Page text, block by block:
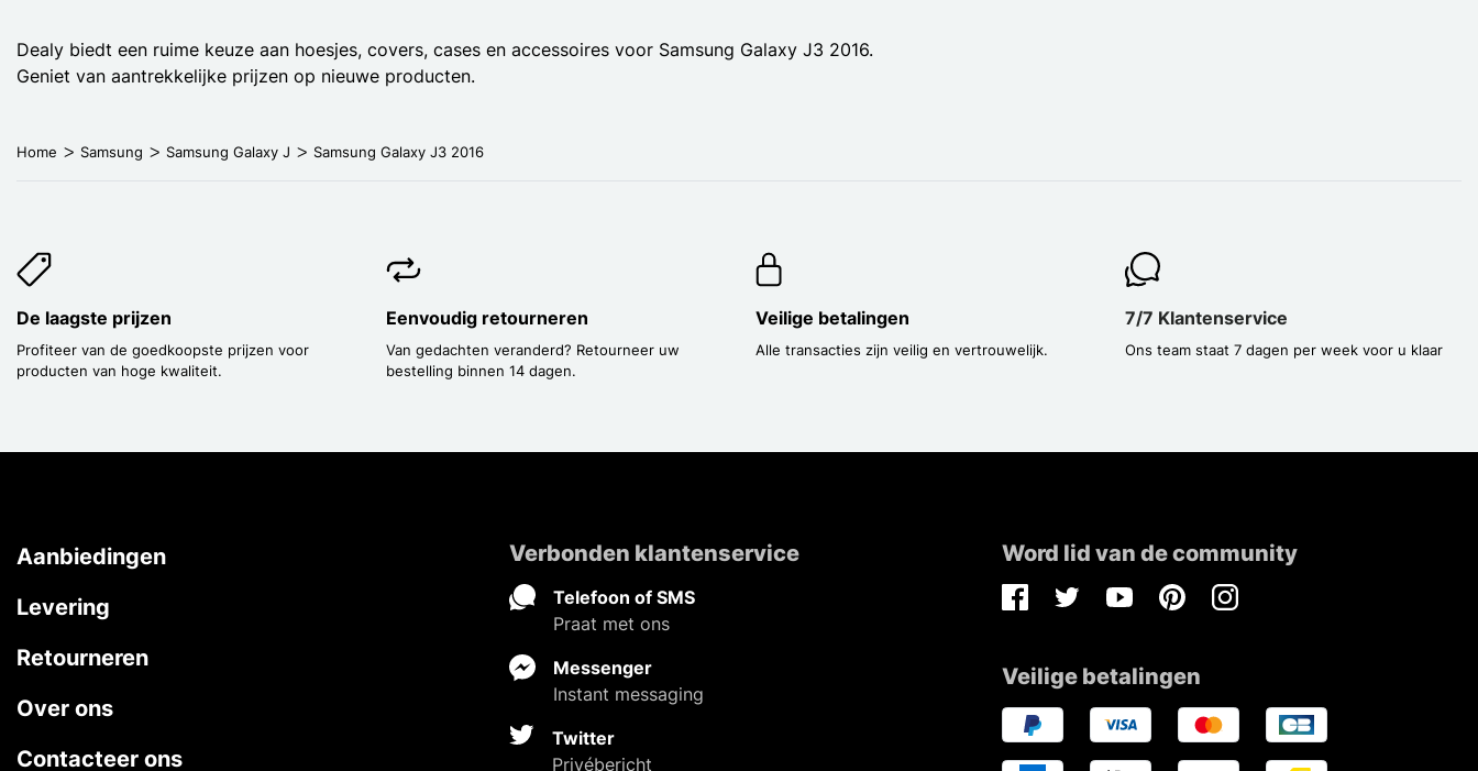
Dealy biedt een ruime keuze aan hoesjes, covers, cases en accessoires voor Samsung Galaxy J3 2016.
Geniet van aantrekkelijke prijzen op nieuwe producten.
Home Samsung Samsung Galaxy J Samsung Galaxy J3 2016
De laagste prijzen
Profiteer van de goedkoopste prijzen voor
producten van hoge kwaliteit.
Eenvoudig retourneren
Van gedachten veranderd? Retourneer uw
bestelling binnen 14 dagen.
Veilige betalingen
Alle transacties zijn veilig en vertrouwelijk.
7/7 Klantenservice
Ons team staat 7 dagen per week voor u klaar
Aanbiedingen
Levering
Retourneren
Over ons
Contacteer ons
Verbonden klantenservice
Telefoon of SMS
Praat met ons
Messenger
Instant messaging
Twitter
Privébericht
Word lid van de community
FacebookTwitterYoutubePinterestInstagram
Veilige betalingen